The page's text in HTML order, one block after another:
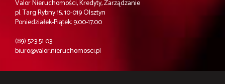
Valor Nieruchomości, Kredyty, Zarządzanie
pl. Targ Rybny 15, 10-019 Olsztyn
Poniedziałek-Piątek: 9:00-17:00
(89) 523 51 03
biuro@valor.nieruchomosci.pl